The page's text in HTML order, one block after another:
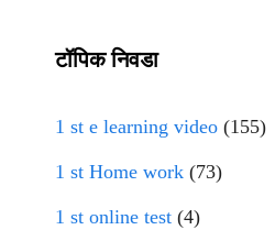
टॉपिक निवडा
1 st e learning video (155)
1 st Home work (73)
1 st online test (4)